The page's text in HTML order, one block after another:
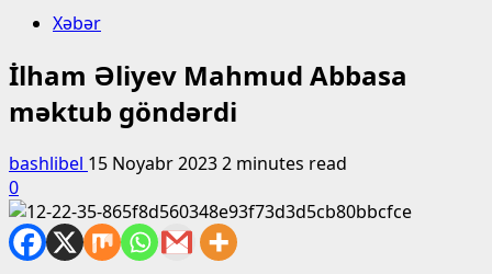
Xəbər
İlham Əliyev Mahmud Abbasa
məktub göndərdi
bashlibel 15 Noyabr 20232 minutes read
0